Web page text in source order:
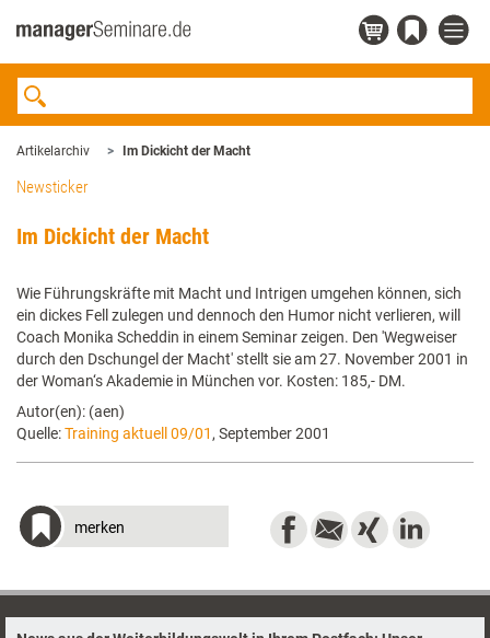
Artikelarchiv Im Dickicht der Macht
Newsticker
Im Dickicht der Macht
Wie Führungskräfte mit Macht und Intrigen umgehen können, sich
ein dickes Fell zulegen und dennoch den Humor nicht verlieren, will
Coach Monika Scheddin in einem Seminar zeigen. Den 'Wegweiser
durch den Dschungel der Macht' stellt sie am 27. November 2001 in
der Woman‘s Akademie in München vor. Kosten: 185,- DM.
Autor(en): (aen)
Quelle:Training aktuell 09/01 , September 2001
merken